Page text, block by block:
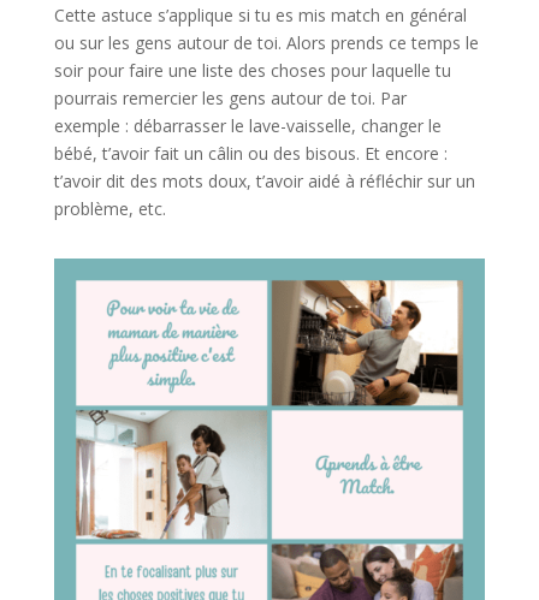
Cette astuce s’applique si tu es mis match en général
ou sur les gens autour de toi. Alors prends ce temps le
soir pour faire une liste des choses pour laquelle tu
pourrais remercier les gens autour de toi. Par
exemple : débarrasser le lave-vaisselle, changer le
bébé, t’avoir fait un câlin ou des bisous. Et encore :
t’avoir dit des mots doux, t’avoir aidé à réfléchir sur un
problème, etc.